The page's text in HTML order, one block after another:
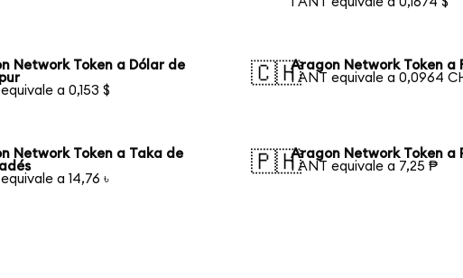
Network Token a Dólar de
a 0,153 $
🇨🇭Aragon Network Token a
1 ANT equivale a 0,0964
Network Token a Taka de
a 14,76 ৳
🇵🇭Aragon Network Token a
1 ANT equivale a 7,25 ₱